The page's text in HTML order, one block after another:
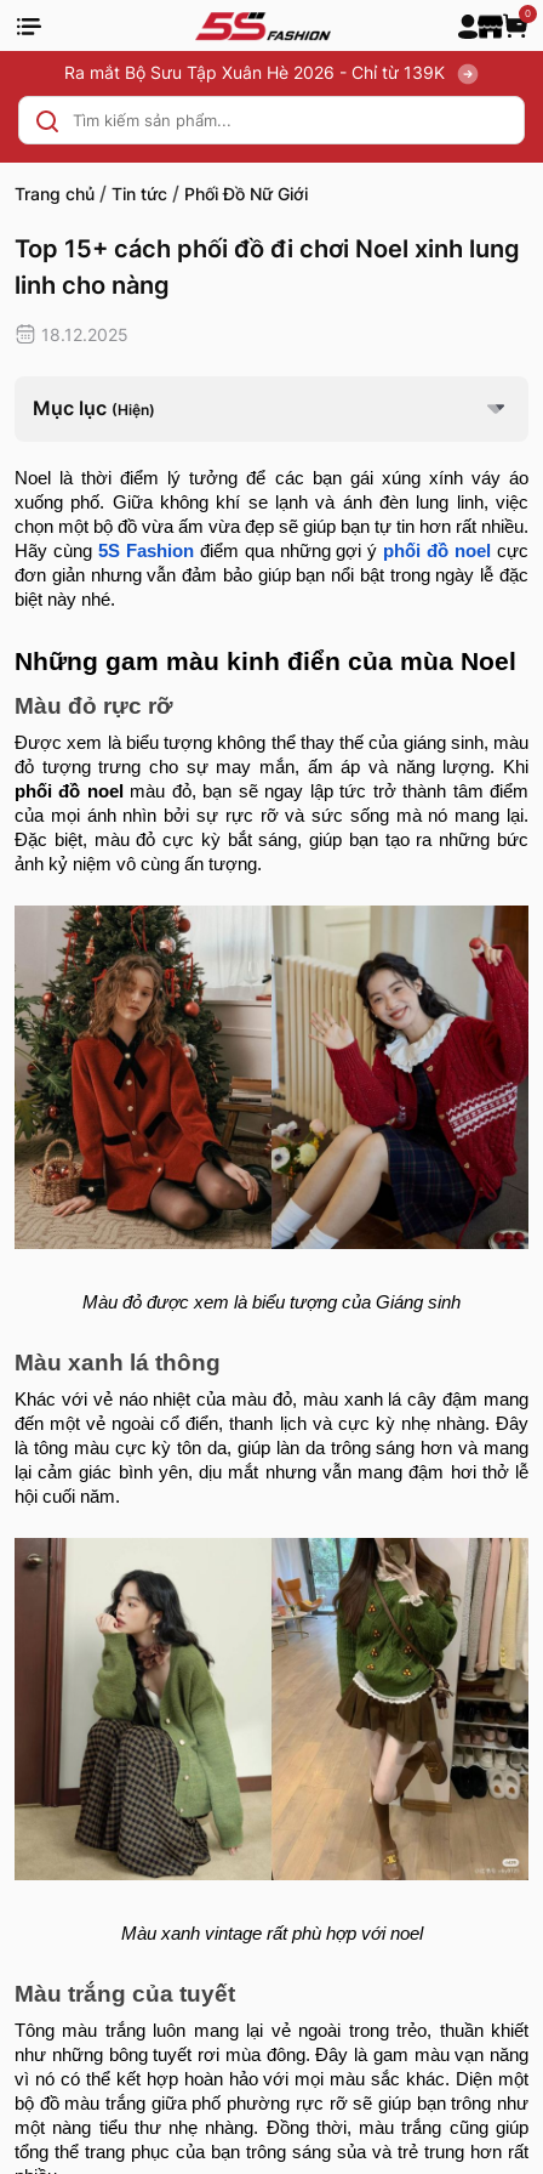
0
Ra mắt Bộ Sưu Tập Xuân Hè 2026 - Chỉ từ 139K
Trang chủ / Tin tức / Phối Đồ Nữ Giới
Top 15+ cách phối đồ đi chơi Noel xinh lung
linh cho nàng
18.12.2025
Mục lục (Hiện)
Noel là thời điểm lý tưởng để các bạn gái xúng xính váy áo
xuống phố. Giữa không khí se lạnh và ánh đèn lung linh, việc
chọn một bộ đồ vừa ấm vừa đẹp sẽ giúp bạn tự tin hơn rất nhiều.
Hãy cùng 5S Fashionđiểm qua những gợi ý phối đồ noel​ cực
đơn giản nhưng vẫn đảm bảo giúp bạn nổi bật trong ngày lễ đặc
biệt này nhé.
Những gam màu kinh điển của mùa Noel
Màu đỏ rực rỡ
Được xem là biểu tượng không thể thay thế của giáng sinh, màu
đỏ tượng trưng cho sự may mắn, ấm áp và năng lượng. Khi
phối đồ noel​
màu đỏ, bạn sẽ ngay lập tức trở thành tâm điểm
của mọi ánh nhìn bởi sự rực rỡ và sức sống mà nó mang lại.
Đặc biệt, màu đỏ cực kỳ bắt sáng, giúp bạn tạo ra những bức
ảnh kỷ niệm vô cùng ấn tượng.
Màu đỏ được xem là biểu tượng của Giáng sinh
Màu xanh lá thông
Khác với vẻ náo nhiệt của màu đỏ, màu xanh lá cây đậm mang
đến một vẻ ngoài cổ điển, thanh lịch và cực kỳ nhẹ nhàng. Đây
là tông màu cực kỳ tôn da, giúp làn da trông sáng hơn và mang
lại cảm giác bình yên, dịu mắt nhưng vẫn mang đậm hơi thở lễ
hội cuối năm.
Màu xanh vintage rất phù hợp với noel
Màu trắng của tuyết
Tông màu trắng luôn mang lại vẻ ngoài trong trẻo, thuần khiết
như những bông tuyết rơi mùa đông. Đây là gam màu vạn năng
vì nó có thể kết hợp hoàn hảo với mọi màu sắc khác. Diện một
bộ đồ màu trắng giữa phố phường rực rỡ sẽ giúp bạn trông như
một nàng tiểu thư nhẹ nhàng. Đồng thời, màu trắng cũng giúp
tổng thể trang phục của bạn trông sáng sủa và trẻ trung hơn rất